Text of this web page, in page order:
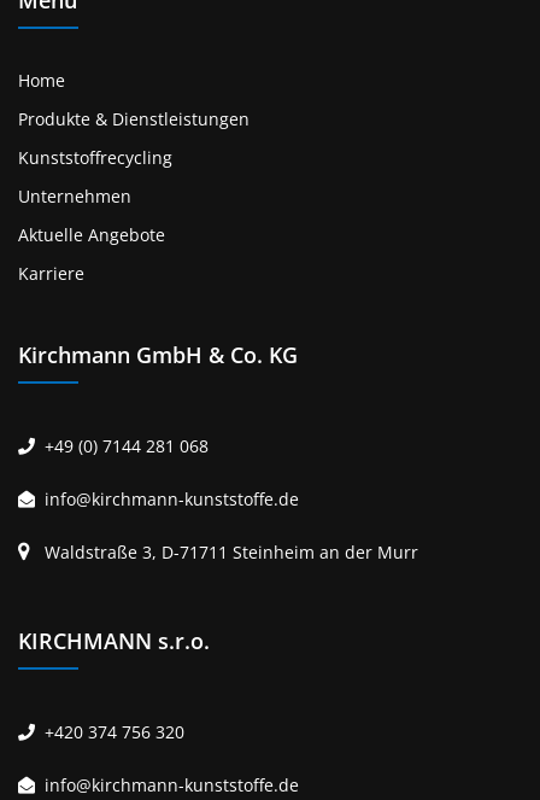
Home
Produkte & Dienstleistungen
Kunststoffrecycling
Unternehmen
Aktuelle Angebote
Karriere
Kirchmann GmbH & Co. KG
+49 (0) 7144 281 068
info@kirchmann-kunststoffe.de
Waldstraße 3, D-71711 Steinheim an der Murr
KIRCHMANN s.r.o.
+420 374 756 320
info@kirchmann-kunststoffe.de